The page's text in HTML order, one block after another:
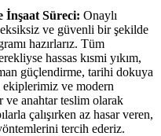
İnşaat Süreci: Onaylı
ve güvenli bir şekilde
hazırlarız. Tüm
hassas kısmi yıkım,
güçlendirme, tarihi dokuya
ve modern
ve anahtar teslim olarak
çalışırken az hasar veren,
tercih ederiz.